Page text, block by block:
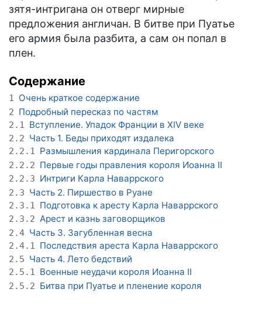
зятя-интригана он отверг мирные
предложения англичан. В битве при Пуатье
его армия была разбита, а сам он попал в
плен.
Содержание
1 Очень краткое содержание
2 Подробный пересказ по частям
2.1 Вступление. Упадок Франции в XIV веке
2.2 Часть 1. Беды приходят издалека
2.2.1 Размышления кардинала Перигорского
2.2.2 Первые годы правления короля Иоанна II
2.2.3 Интриги Карла Наваррского
2.3 Часть 2. Пиршество в Руане
2.3.1 Подготовка к аресту Карла Наваррского
2.3.2 Арест и казнь заговорщиков
2.4 Часть 3. Загубленная весна
2.4.1 Последствия ареста Карла Наваррского
2.5 Часть 4. Лето бедствий
2.5.1 Военные неудачи короля Иоанна II
2.5.2 Битва при Пуатье и пленение короля